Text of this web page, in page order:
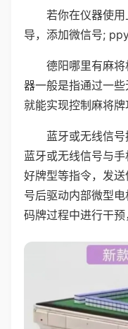
若你在仪器使
导，添加微信号;
德阳哪里有麻
器一般是指通过一
就能实现控制麻将牌
蓝牙或无线信
蓝牙或无线信号与
好牌型等指令，发
号后驱动内部微型电
码牌过程中进行干预